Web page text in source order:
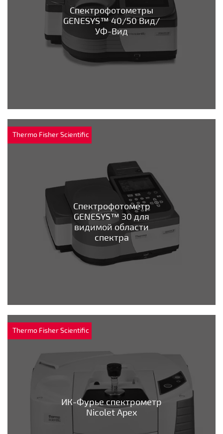
Спектрофотометры
GENESYS™ 40/50 Вид/
УФ-Вид
Thermo Fisher Scientific
Спектрофотометр
GENESYS™ 30 для
видимой области
спектра
Thermo Fisher Scientific
ИК-Фурье спектрометр
Nicolet Apex